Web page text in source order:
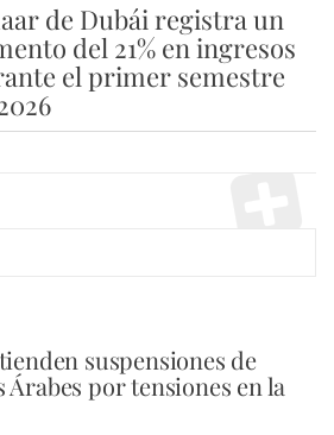
de Dubái registra un
del 21% en ingresos
el primer semestre
suspensiones de
por tensiones en la